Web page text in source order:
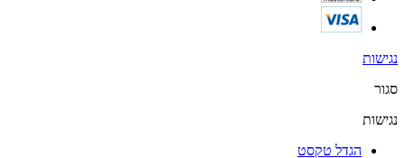
נגישות
סגור
נגישות
הגדל טקסט